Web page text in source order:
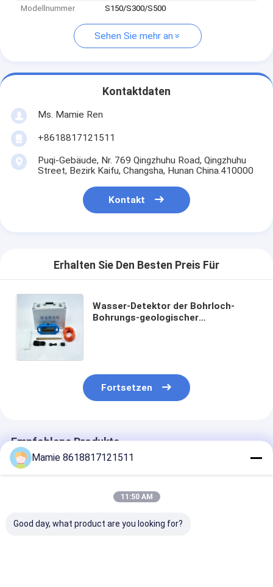
Modellnummer
S150/S300/S500
Sehen Sie mehr an
Kontaktdaten
Ms. Mamie Ren
+8618817121511
Puqi-Gebäude, Nr. 769 Qingzhuhu Road, Qingzhuhu
Street, Bezirk Kaifu, Changsha, Hunan China.410000
Kontakt
Erhalten Sie Den Besten Preis Für
Wasser-Detektor der Bohrloch-
Bohrungs-geologischer
Fortsetzen
Empfohlene Produkte
Mamie 8618817121511
11:50 AM
Good day, what product are you looking for?